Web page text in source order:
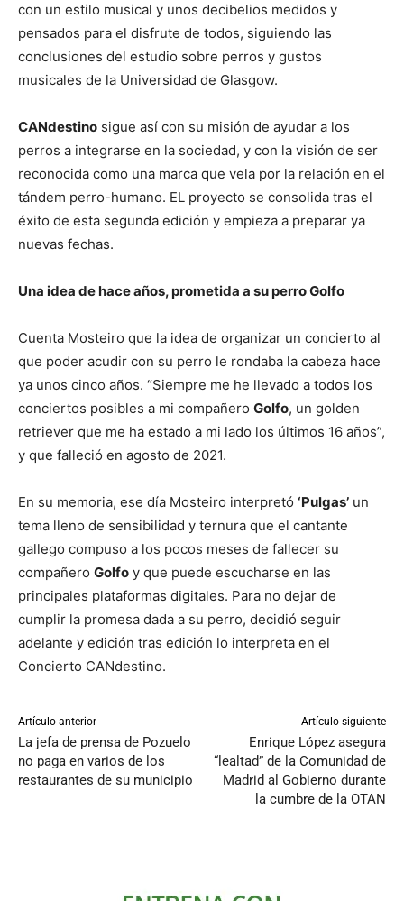
con un estilo musical y unos decibelios medidos y
pensados para el disfrute de todos, siguiendo las
conclusiones del estudio sobre perros y gustos
musicales de la Universidad de Glasgow.
CANdestino sigue así con su misión de ayudar a los
perros a integrarse en la sociedad, y con la visión de ser
reconocida como una marca que vela por la relación en el
tándem perro-humano. EL proyecto se consolida tras el
éxito de esta segunda edición y empieza a preparar ya
nuevas fechas.
Una idea de hace años, prometida a su perro Golfo
Cuenta Mosteiro que la idea de organizar un concierto al
que poder acudir con su perro le rondaba la cabeza hace
ya unos cinco años. “Siempre me he llevado a todos los
conciertos posibles a mi compañero Golfo, un golden
retriever que me ha estado a mi lado los últimos 16 años”,
y que falleció en agosto de 2021.
En su memoria, ese día Mosteiro interpretó ‘Pulgas’ un
tema lleno de sensibilidad y ternura que el cantante
gallego compuso a los pocos meses de fallecer su
compañero Golfo y que puede escucharse en las
principales plataformas digitales. Para no dejar de
cumplir la promesa dada a su perro, decidió seguir
adelante y edición tras edición lo interpreta en el
Concierto CANdestino.
Artículo anterior
La jefa de prensa de Pozuelo
no paga en varios de los
restaurantes de su municipio
Artículo siguiente
Enrique López asegura
“lealtad” de la Comunidad de
Madrid al Gobierno durante
la cumbre de la OTAN